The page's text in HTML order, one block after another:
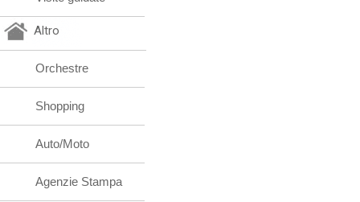
Altro
Orchestre
Shopping
Auto/Moto
Agenzie Stampa